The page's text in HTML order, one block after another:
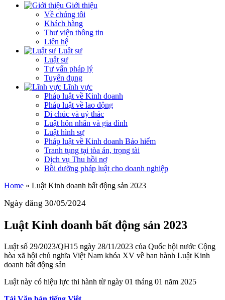
Giới thiệu
Về chúng tôi
Khách hàng
Thư viện thông tin
Liên hệ
Luật sư
Luật sư
Tư vấn pháp lý
Tuyển dụng
Lĩnh vực
Pháp luật về Kinh doanh
Pháp luật về lao động
Di chúc và uỷ thác
Luật hôn nhân và gia đình
Luật hình sự
Pháp luật về Kinh doanh Bảo hiểm
Tranh tụng tại tòa án, trọng tài
Dịch vụ Thu hồi nợ
Bồi dưỡng pháp luật cho doanh nghiệp
Home » Luật Kinh doanh bất động sản 2023
Ngày đăng 30/05/2024
Luật Kinh doanh bất động sản 2023
Luật số 29/2023/QH15 ngày 28/11/2023 của Quốc hội nước Cộng
hòa xã hội chủ nghĩa Việt Nam khóa XV về ban hành Luật Kinh
doanh bất động sản
Luật này có hiệu lực thi hành từ ngày 01 tháng 01 năm 2025